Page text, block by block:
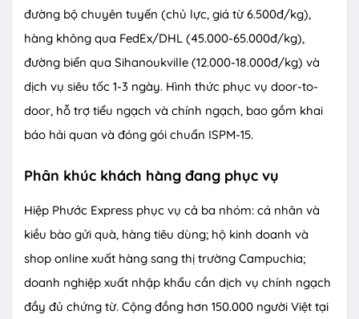
đường bộ chuyên tuyến (chủ lực, giá từ 6.500đ/kg),
hàng không qua FedEx/DHL (45.000-65.000đ/kg),
đường biển qua Sihanoukville (12.000-18.000đ/kg) và
dịch vụ siêu tốc 1-3 ngày. Hình thức phục vụ door-to-
door, hỗ trợ tiểu ngạch và chính ngạch, bao gồm khai
báo hải quan và đóng gói chuẩn ISPM-15.
Phân khúc khách hàng đang phục vụ
Hiệp Phước Express phục vụ cả ba nhóm: cá nhân và
kiều bào gửi quà, hàng tiêu dùng; hộ kinh doanh và
shop online xuất hàng sang thị trường Campuchia;
doanh nghiệp xuất nhập khẩu cần dịch vụ chính ngạch
đầy đủ chứng từ. Cộng đồng hơn 150.000 người Việt tại